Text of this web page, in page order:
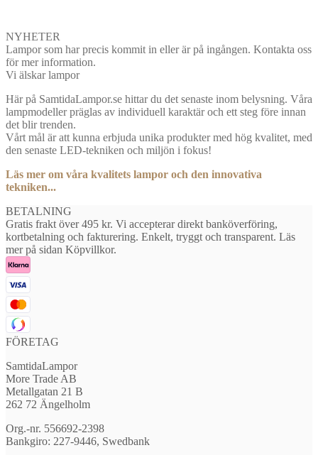
NYHETER
Lampor som har precis kommit in eller är på ingången. Kontakta oss
för mer information.
Vi älskar lampor
Här på SamtidaLampor.se hittar du det senaste inom belysning. Våra
lampmodeller präglas av individuell karaktär och ett steg före innan
det blir trenden.
Vårt mål är att kunna erbjuda unika produkter med hög kvalitet, med
den senaste LED-tekniken och miljön i fokus!
Läs mer om våra kvalitets lampor och den innovativa
tekniken...
BETALNING
Gratis frakt över 495 kr. Vi accepterar direkt banköverföring,
kortbetalning och fakturering. Enkelt, tryggt och transparent. Läs
mer på sidan Köpvillkor.
FÖRETAG
SamtidaLampor
More Trade AB
Metallgatan 21 B
262 72 Ängelholm
Org.-nr. 556692-2398
Bankgiro: 227-9446, Swedbank